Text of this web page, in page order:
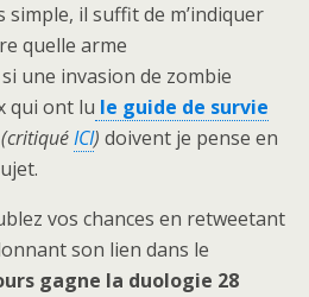
il suffit de m’indiquer
quelle arme
une invasion de zombie
qui ont lu le guide de survie
(critiquéICI) doivent je pense en
vos chances en retweetant
son lien dans le
gagne la duologie 28